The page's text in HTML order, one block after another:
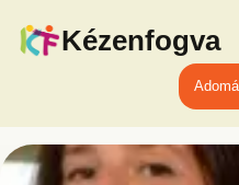
Kézenfogva